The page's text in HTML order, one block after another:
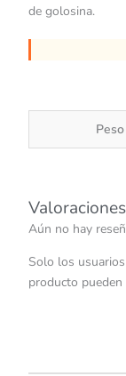
de golosina.
Peso
Valoraciones
Aún no hay
Solo los
producto pueden